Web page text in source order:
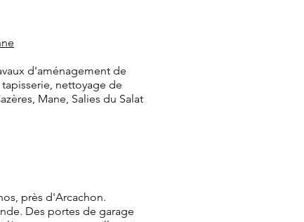
d'aménagement de
nettoyage de
Mane, Salies du Salat
près d'Arcachon.
Des portes de garage